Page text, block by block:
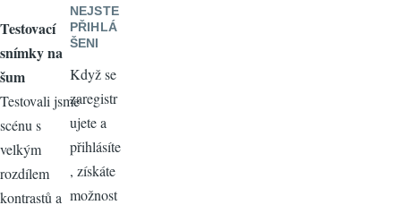
Testovací
snímky na
šum
Testovali jsme
scénu s
velkým
rozdílem
kontrastů a
NEJSTE
PŘIHLÁ
ŠENI
Když se
zaregistr
ujete a
přihlásíte
, získáte
možnost